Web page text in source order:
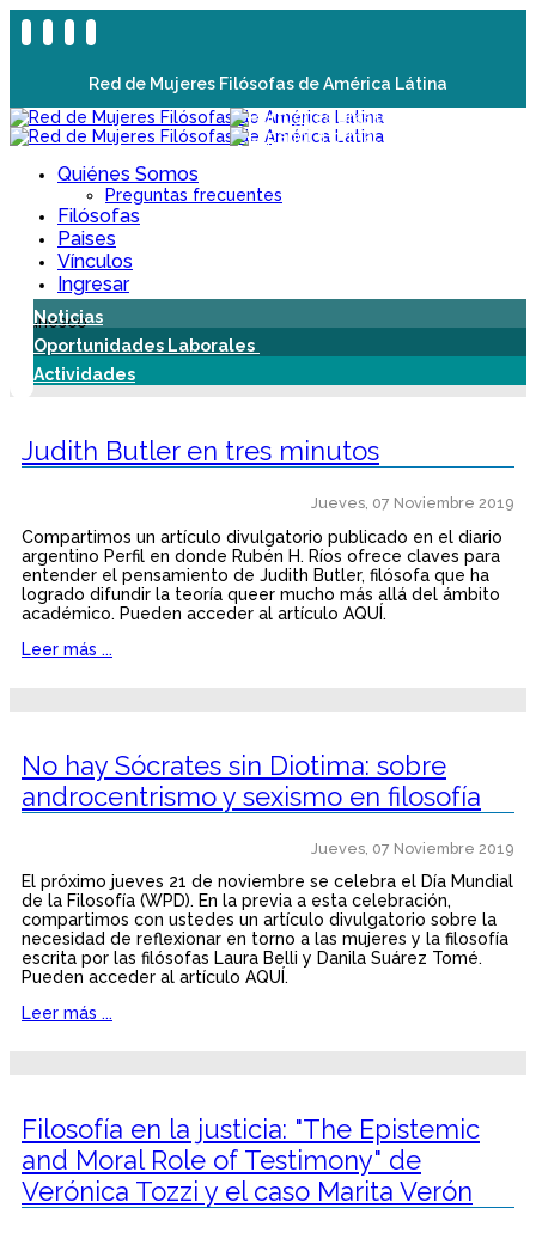
Red de Mujeres Filósofas de América Látina
Quiénes Somos
Preguntas frecuentes
Filósofas
Paises
Vínculos
Ingresar
Noticias
Oportunidades Laborales
Actividades
Judith Butler en tres minutos
Jueves, 07 Noviembre 2019
Compartimos un artículo divulgatorio publicado en el diario
argentino Perfil en donde Rubén H. Ríos ofrece claves para
entender el pensamiento de Judith Butler, filósofa que ha
logrado difundir la teoría queer mucho más allá del ámbito
académico. Pueden acceder al artículo AQUÍ.
Leer más ...
No hay Sócrates sin Diotima: sobre
androcentrismo y sexismo en filosofía
Jueves, 07 Noviembre 2019
El próximo jueves 21 de noviembre se celebra el Día Mundial
de la Filosofía (WPD). En la previa a esta celebración,
compartimos con ustedes un artículo divulgatorio sobre la
necesidad de reflexionar en torno a las mujeres y la filosofía
escrita por las filósofas Laura Belli y Danila Suárez Tomé.
Pueden acceder al artículo AQUÍ.
Leer más ...
Filosofía en la justicia: "The Epistemic
and Moral Role of Testimony" de
Verónica Tozzi y el caso Marita Verón